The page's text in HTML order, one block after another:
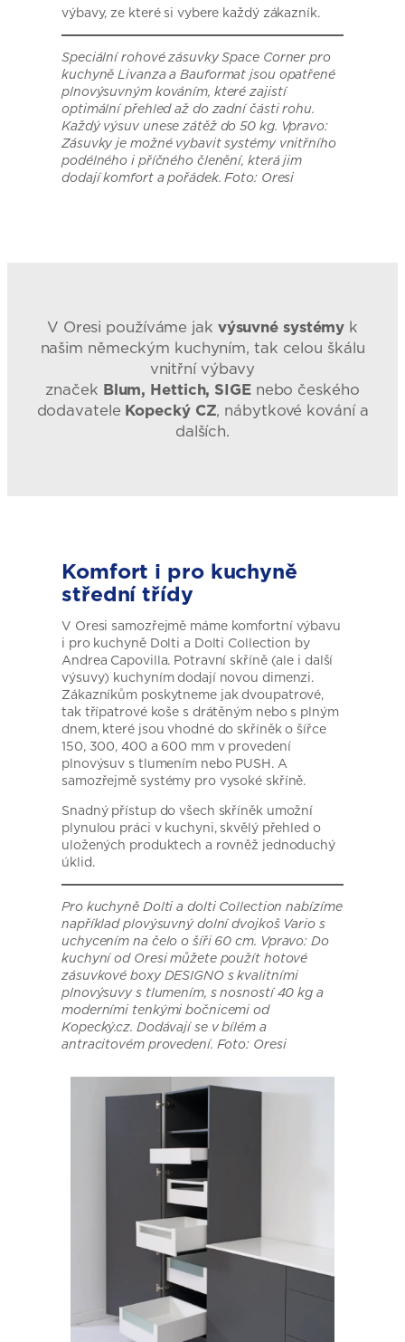
výbavy, ze které si vybere každý zákazník.
Speciální rohové zásuvky Space Corner pro
kuchyně Livanza a Bauformat jsou opatřené
plnovýsuvným kováním, které zajistí
optimální přehled až do zadní části rohu.
Každý výsuv unese zátěž do 50 kg. Vpravo:
Zásuvky je možné vybavit systémy vnitřního
podélného i příčného členění, která jim
dodají komfort a pořádek. Foto: Oresi
V Oresi používáme jak výsuvné systémy k
našim německým kuchyním, tak celou škálu
vnitřní výbavy
značek Blum, Hettich, SIGE nebo českého
dodavatele Kopecký CZ, nábytkové kování a
dalších.
Komfort i pro kuchyně
střední třídy
V Oresi samozřejmě máme komfortní výbavu
i pro kuchyně Dolti a Dolti Collection by
Andrea Capovilla. Potravní skříně (ale i další
výsuvy) kuchyním dodají novou dimenzi.
Zákazníkům poskytneme jak dvoupatrové,
tak třípatrové koše s drátěným nebo s plným
dnem, které jsou vhodné do skříněk o šířce
150, 300, 400 a 600 mm v provedení
plnovýsuv s tlumením nebo PUSH. A
samozřejmě systémy pro vysoké skříně.
Snadný přístup do všech skříněk umožní
plynulou práci v kuchyni, skvělý přehled o
uložených produktech a rovněž jednoduchý
úklid.
Pro kuchyně Dolti a dolti Collection nabízíme
například plovýsuvný dolní dvojkoš Vario s
uchycením na čelo o šíři 60 cm. Vpravo: Do
kuchyní od Oresi můžete použít hotové
zásuvkové boxy DESIGNO s kvalitními
plnovýsuvy s tlumením, s nosností 40 kg a
moderními tenkými bočnicemi od
Kopecký.cz. Dodávají se v bílém a
antracitovém provedení. Foto: Oresi